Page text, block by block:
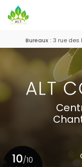
au
contenu
Bureaux : 3 rue des
10/10